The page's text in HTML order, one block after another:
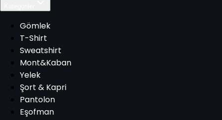
Gömlek
T-Shirt
Sweatshirt
Mont&Kaban
Yelek
Şort & Kapri
Pantolon
Eşofman